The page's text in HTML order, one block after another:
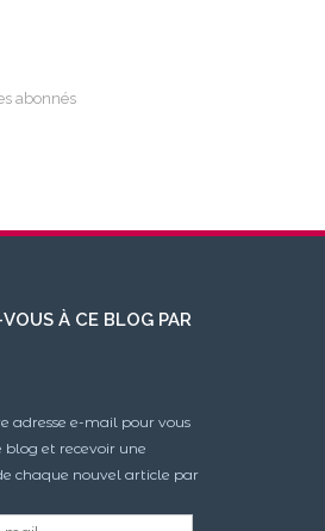
abonnés
À CE BLOG PAR
adresse e-mail pour vous
blog et recevoir une
chaque nouvel article par